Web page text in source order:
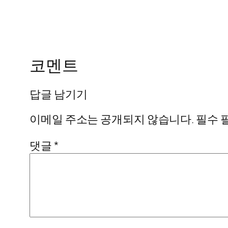
코멘트
답글 남기기
이메일 주소는 공개되지 않습니다. 필수
댓글*